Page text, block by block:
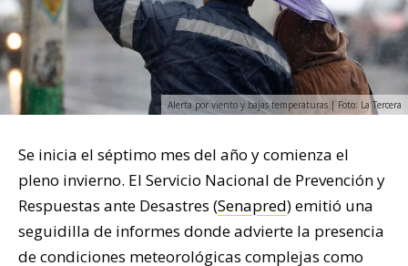
Alerta por viento y bajas temperaturas | Foto: La Tercera
Se inicia el séptimo mes del año y comienza el
pleno invierno. El Servicio Nacional de Prevención y
Respuestas ante Desastres (Senapred) emitió una
seguidilla de informes donde advierte la presencia
de condiciones meteorológicas complejas como